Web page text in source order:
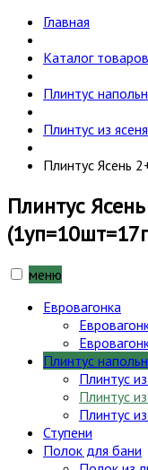
Главная
Каталог товаров
Плинтус
Плинтус из ясеня
Плинтус Ясень
Плинтус
меню
Евровагонка
Плинтус
Плинтус
Плинтус
Плинтус
Ступени
Полок для бани